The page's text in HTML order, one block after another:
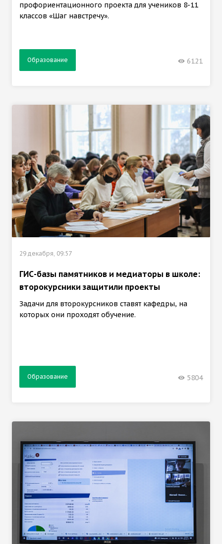
профориентационного проекта для учеников 8-11
классов «Шаг навстречу».
Образование 6121
29 декабря, 09:57
ГИС-базы памятников и медиаторы в школе:
второкурсники защитили проекты
Задачи для второкурсников ставят кафедры, на
которых они проходят обучение.
Образование 5804